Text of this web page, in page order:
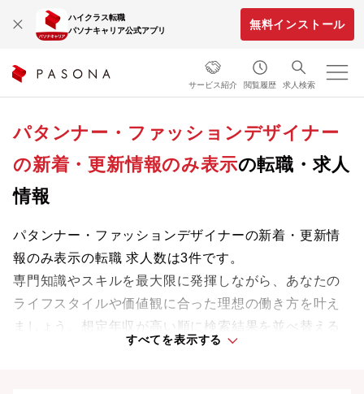
ハイクラス転職
パソナキャリア公式アプリ
無料インストール
サービス紹介 閲覧履歴 求人検索
パタンナー・ファッションデザイナー
の新着・更新情報のみ表示の転職・求人
情報
パタンナー・ファッションデザイナーの新着・更新情
報のみ表示の転職 求人数は3件です。
専門知識やスキルを最大限に発揮しながら、あなたの
ライフスタイルや価値観に合った理想の働き方を叶え
ましょう。想定年収が高い順に検索結果を並べ替える
すべてを表示する